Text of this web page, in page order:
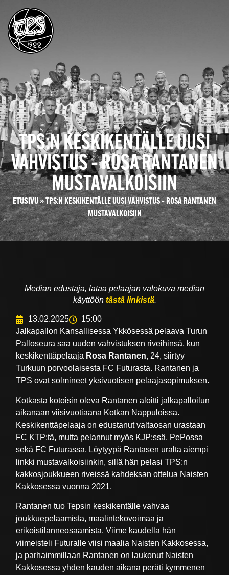
TPS:N KESKIKENTÄLLE UUSI
VAHVISTUS – ROSA RANTANEN
MUSTAVALKOISIIN
ETUSIVU»TPS:N KESKIKENTÄLLE UUSI VAHVISTUS – ROSA RANTANEN
MUSTAVALKOISIIN
Median edustaja, lataa pelaajan valokuva median
käyttöön tästä linkistä.
13.02.2025
15:00
Jalkapallon Kansallisessa Ykkösessä pelaava Turun
Palloseura saa uuden vahvistuksen riveihinsä, kun
keskikenttäpelaaja Rosa Rantanen, 24, siirtyy
Turkuun porvoolaisesta FC Futurasta. Rantanen ja
TPS ovat solmineet yksivuotisen pelaajasopimuksen.
Kotkasta kotoisin oleva Rantanen aloitti jalkapalloilun
aikanaan viisivuotiaana Kotkan Nappuloissa.
Keskikenttäpelaaja on edustanut valtaosan urastaan
FC KTP:tä, mutta pelannut myös KJP:ssä, PePossa
sekä FC Futurassa. Löytyypä Rantasen uralta aiempi
linkki mustavalkoisiinkin, sillä hän pelasi TPS:n
kakkosjoukkueen riveissä kahdeksan ottelua Naisten
Kakkosessa vuonna 2021.
Rantanen tuo Tepsin keskikentälle vahvaa
joukkuepelaamista, maalintekovoimaa ja
erikoistilanneosaamista. Viime kaudella hän
viimeisteli Futuralle viisi maalia Naisten Kakkosessa,
ja parhaimmillaan Rantanen on laukonut Naisten
Kakkosessa yhden kauden aikana peräti kymmenen